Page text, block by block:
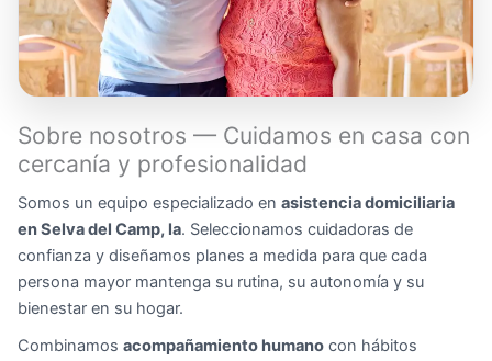
Sobre nosotros — Cuidamos en casa con
cercanía y profesionalidad
Somos un equipo especializado en asistencia domiciliaria
en Selva del Camp, la. Seleccionamos cuidadoras de
confianza y diseñamos planes a medida para que cada
persona mayor mantenga su rutina, su autonomía y su
bienestar en su hogar.
Combinamos acompañamiento humano con hábitos